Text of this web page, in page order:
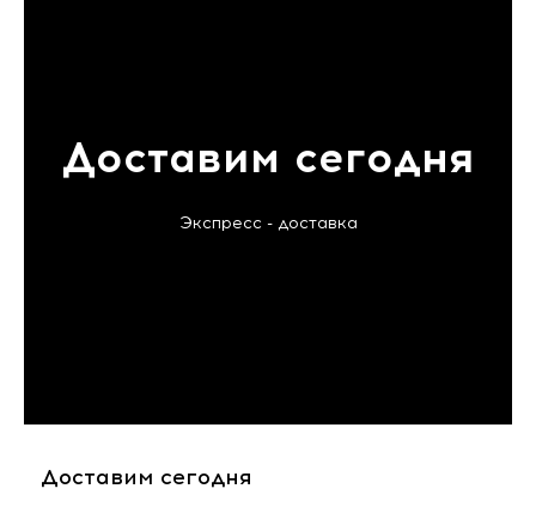
Доставим сегодня
Экспресс - доставка
Доставим сегодня